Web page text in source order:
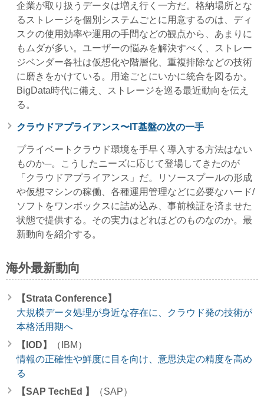
企業が取り扱うデータは増え行く一方だ。格納場所とな
るストレージを個別システムごとに用意するのは、ディ
スクの使用効率や運用の手間などの観点から、あまりに
もムダが多い。ユーザーの悩みを解決すべく、ストレー
ジベンダー各社は仮想化や階層化、重複排除などの技術
に磨きをかけている。用途ごとにいかに統合を図るか。
BigData時代に備え、ストレージを巡る最近動向を伝え
る。
クラウドアプライアンス〜IT基盤の次の一手
プライベートクラウド環境を手早く導入する方法はない
ものか─。こうしたニーズに応じて登場してきたのが
「クラウドアプライアンス」だ。リソースプールの形成
や仮想マシンの稼働、各種運用管理などに必要なハード/
ソフトをワンボックスに詰め込み、事前検証を済ませた
状態で提供する。その実力はどれほどのものなのか。最
新動向を紹介する。
海外最新動向
【Strata Conference】
大規模データ処理が身近な存在に、クラウド発の技術が
本格活用期へ
【IOD】
（IBM）
情報の正確性や鮮度に目を向け、意思決定の精度を高め
る
【SAP TechEd 】
（SAP）